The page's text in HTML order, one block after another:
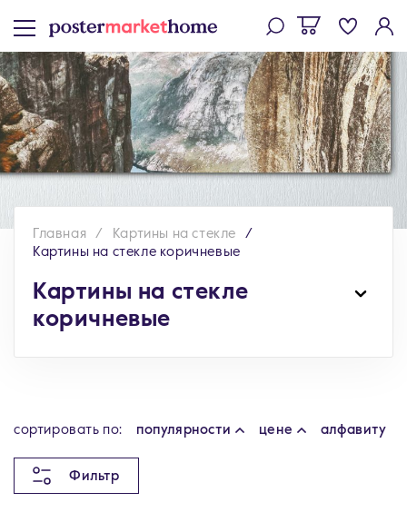
Главная
Картины на стекле
Картины на стекле коричневые
Картины на стекле
коричневые
cортировать по: популярности цене алфавиту
Фильтр